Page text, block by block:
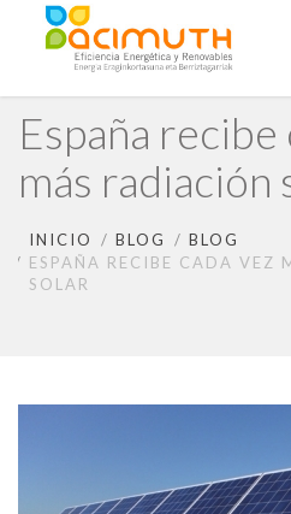
España recibe
más radiación
INICIO BLOG
BLOG
ESPAÑA RECIBE CADA VEZ
SOLAR